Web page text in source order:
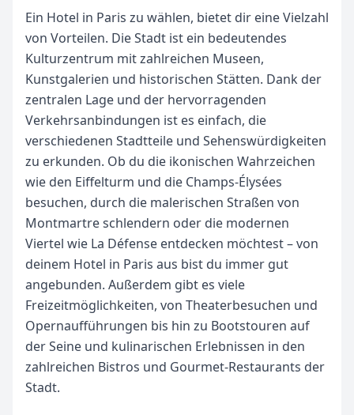
Ein Hotel in Paris zu wählen, bietet dir eine Vielzahl
von Vorteilen. Die Stadt ist ein bedeutendes
Kulturzentrum mit zahlreichen Museen,
Kunstgalerien und historischen Stätten. Dank der
zentralen Lage und der hervorragenden
Verkehrsanbindungen ist es einfach, die
verschiedenen Stadtteile und Sehenswürdigkeiten
zu erkunden. Ob du die ikonischen Wahrzeichen
wie den Eiffelturm und die Champs-Élysées
besuchen, durch die malerischen Straßen von
Montmartre schlendern oder die modernen
Viertel wie La Défense entdecken möchtest – von
deinem Hotel in Paris aus bist du immer gut
angebunden. Außerdem gibt es viele
Freizeitmöglichkeiten, von Theaterbesuchen und
Opernaufführungen bis hin zu Bootstouren auf
der Seine und kulinarischen Erlebnissen in den
zahlreichen Bistros und Gourmet-Restaurants der
Stadt.